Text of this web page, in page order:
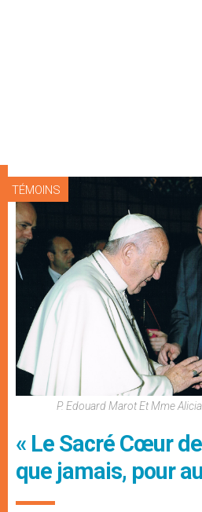
TÉMOINS
P. Edouard Marot Et Mme
« Le Sacré Cœur
que jamais, pour